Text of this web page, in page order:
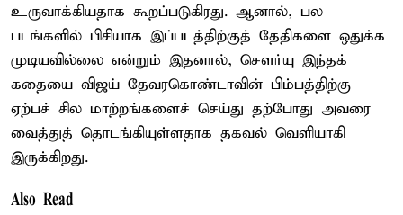
உருவாக்கியதாக கூறப்படுகிரது. ஆனால், பல
படங்களில் பிசியாக இப்படத்திற்குத் தேதிகளை ஒதுக்க
முடியவில்லை என்றும் இதனால், சௌர்யு இந்தக்
கதையை விஜய் தேவரகொண்டாவின் பிம்பத்திற்கு
ஏற்பச் சில மாற்றங்களைச் செய்து தற்போது அவரை
வைத்துத் தொடங்கியுள்ளதாக தகவல் வெளியாகி
இருக்கிறது.
Also Read